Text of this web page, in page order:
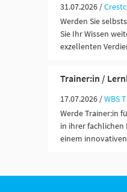
31.07.2026 /
Werden Sie
Sie Ihr Wissen
exzellenten
Trainer:in /
17.07.2026 /WBS
Werde Trainer:in
in ihrer fachlichen
einem